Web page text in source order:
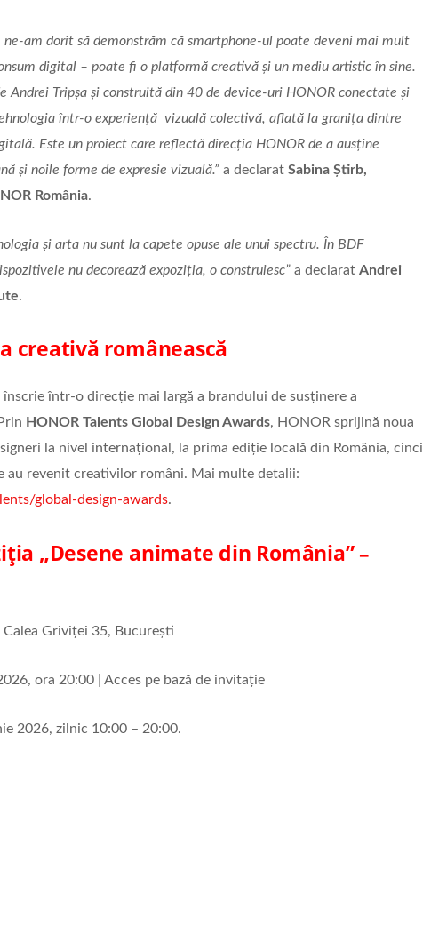
ne-am dorit să demonstrăm că smartphone-ul poate deveni mai mult
digital – poate fi o platformă creativă și un mediu artistic în sine.
Andrei Tripșa și construită din 40 de device-uri HONOR conectate și
într-o experiență vizuală colectivă, aflată la granița dintre
Este un proiect care reflectă direcția HONOR de a ausține
și noile forme de expresie vizuală.” a declarat Sabina Știrb,
România.
și arta nu sunt la capete opuse ale unui spectru. În BDF
nu decorează expoziția, o construiesc” a declarat Andrei
.
creativă românească
înscrie într-o direcție mai largă a brandului de susținere a
HONOR Talents Global Design Awards, HONOR sprijină noua
la nivel internațional, la prima ediție locală din România, cinci
au revenit creativilor români. Mai multe detalii:
global-design-awards.
„Desene animate din România” –
Griviței 35, București
ora 20:00 | Acces pe bază de invitație
2026, zilnic 10:00 – 20:00.